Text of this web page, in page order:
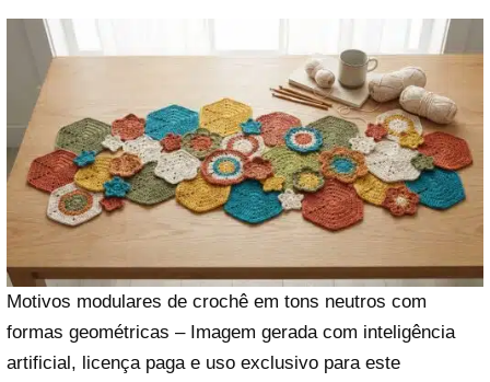
Motivos modulares de crochê em tons neutros com
formas geométricas – Imagem gerada com inteligência
artificial, licença paga e uso exclusivo para este